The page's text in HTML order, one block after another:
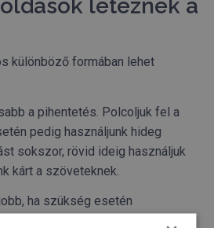
léteznek a
különböző formában lehet
a pihentetés. Polcoljuk fel a
pedig használjunk hideg
sokszor, rövid ideig használjuk
kárt a szöveteknek.
ha szükség esetén